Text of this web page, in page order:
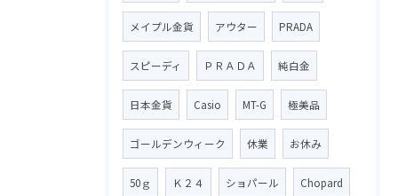
メイプル金貨 アウター PRADA
スピーディ ＰＲＡＤＡ 純白金
日本金貨 Casio MT-G 極美品
ゴールデンウィーク 休業 お休み
50ｇ Ｋ２４ ショパール Chopard